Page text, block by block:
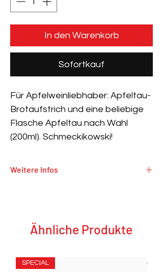
In den Warenkorb
Sofortkauf
Für Apfelweinliebhaber: Apfeltau-
Brotaufstrich und eine beliebige
Flasche Apfeltau nach Wahl
(200ml). Schmeckikowski!
Weitere Infos
Preis pro Liter: 59,80 €
Versandkostenfreier Versand ab 40 €
Ähnliche Produkte
SPECIAL